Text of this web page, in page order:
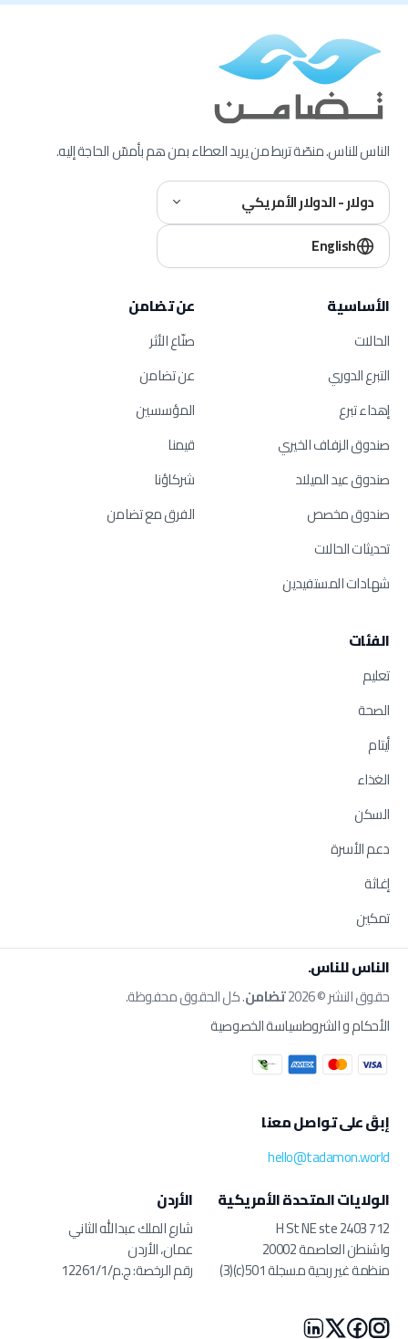
الناس للناس. منصّة تربط من يريد العطاء بمن هم بأمسّ الحاجة إليه.
دولار - الدولار الأمريكي
English
الأساسية
الحالات
التبرع الدوري
إهداء تبرع
صندوق الزفاف الخيري
صندوق عيد الميلاد
صندوق مخصص
تحديثات الحالات
شهادات المستفيدين
عن تضامن
صنّاع الأثر
عن تضامن
المؤسسين
قيمنا
شركاؤنا
الفرق مع تضامن
الفئات
تعليم
الصحة
أيتام
الغذاء
السكن
دعم الأسرة
إغاثة
تمكين
الناس للناس.
حقوق النشر © 2026 تضامن. كل الحقوق محفوظة.
الأحكام و الشروطسياسة الخصوصية
إبقَ على تواصل معنا
hello@tadamon.world
الولايات المتحدة الأمريكية
712 H St NE ste 2403
واشنطن العاصمة 20002
منظمة غير ربحية مسجلة 501(c)(3)
الأردن
شارع الملك عبدالله الثاني
عمان، الأردن
رقم الرخصة: ج.م/12261/1